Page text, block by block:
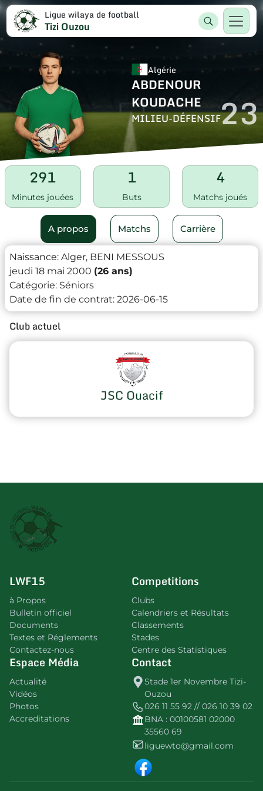
Ligue wilaya de football
Tizi Ouzou
Algérie
ABDENOUR
KOUDACHE
MILIEU-DÉFENSIF23
291
Minutes jouées
1
Buts
4
Matchs joués
A propos Matchs Carrière
Naissance: Alger, BENI MESSOUS
jeudi 18 mai 2000 (26 ans)
Catégorie: Séniors
Date de fin de contrat: 2026-06-15
Club actuel
JSC Ouacif
LWF15
à Propos
Bulletin officiel
Documents
Textes et Réglements
Contactez-nous
Competitions
Clubs
Calendriers et Résultats
Classements
Stades
Centre des Statistiques
Espace Média
Actualité
Vidéos
Photos
Accreditations
Contact
Stade 1er Novembre Tizi-
Ouzou
026 11 55 92 // 026 10 39 02
BNA : 00100581 02000
35560 69
liguewto@gmail.com